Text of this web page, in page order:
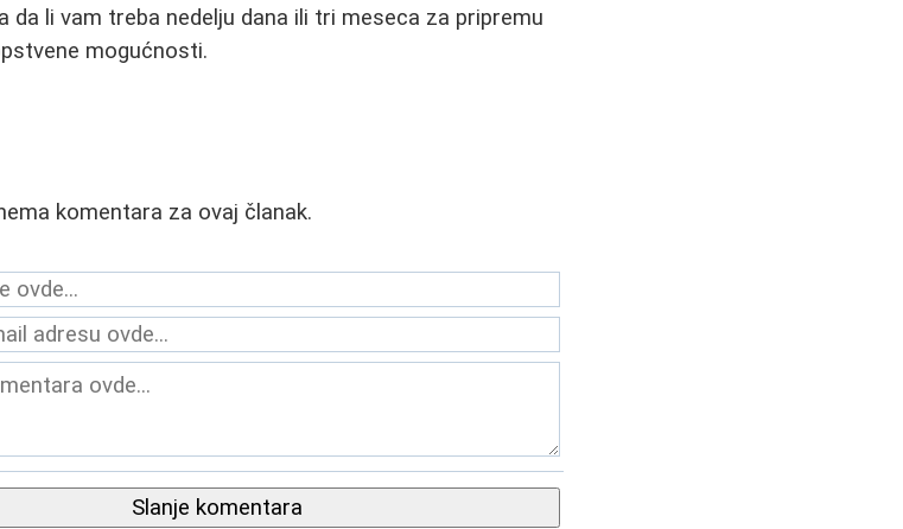
da li vam treba nedelju dana ili tri meseca za pripremu
mogućnosti.
komentara za ovaj članak.
Slanje komentara